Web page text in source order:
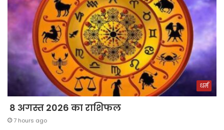
धर्म
8 अगस्त 2026 का राशिफल
7 hours ago